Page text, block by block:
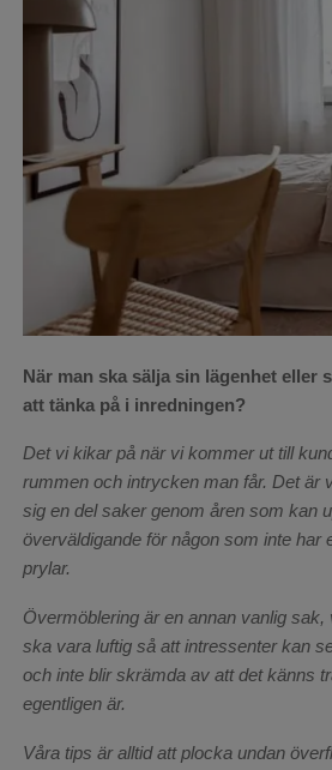
När man ska sälja sin lägenhet eller
att tänka på i inredningen?
Det vi kikar på när vi kommer ut till
rummen och intrycken man får. Det är
sig en del saker genom åren som kan
överväldigande för någon som inte har
prylar.
Övermöblering är en annan vanlig sak,
ska vara luftig så att intressenter kan
och inte blir skrämda av att det känns
egentligen är.
Våra tips är alltid att plocka undan